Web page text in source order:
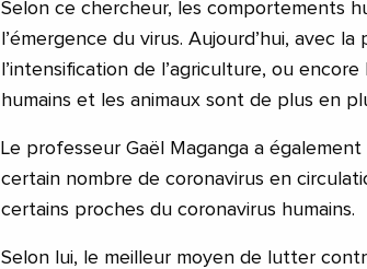
Selon ce chercheur, les comportements
l’émergence du virus. Aujourd’hui, avec
l’intensification de l’agriculture, ou
humains et les animaux sont de plus en
Le professeur Gaël Maganga a
certain nombre de coronavirus en
certains proches du coronavirus humains.
Selon lui, le meilleur moyen de lutter